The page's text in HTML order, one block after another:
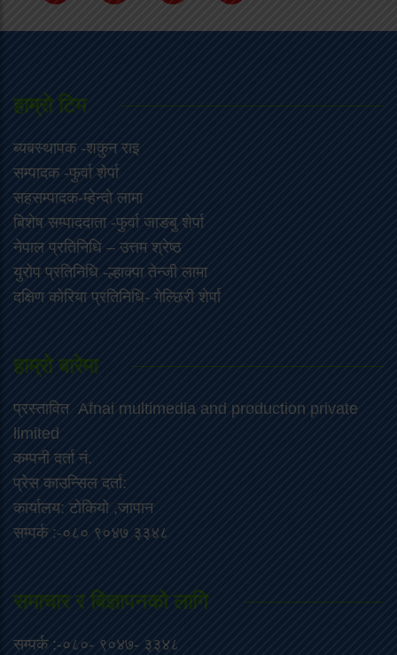
हाम्राे टिम
ब्यबस्थापक -शकुन राइ
सम्पादक -फुर्वा शेर्पा
सहसम्पादक-म्हेन्दो लामा
‍बिशेष सम्पाददाता -फुर्वा जा‌ङबु शेर्पा
नेपाल प्रतिनिधि – उत्तम श्रेष्ठ
युरोप प्रतिनिधि -ल्हाक्पा तेन्जी लामा
दक्षिण कोरिया प्रतिनिधि- गेल्छिरी शेर्पा
हाम्रो बारेमा
प्रस्तावित Afnai multimedia and production private
limited
कम्पनी दर्ता नं.
प्रेस काउन्सिल दर्ता:
कार्यालय: टोकियो ,जापान
सम्पर्क :-०८० ९०४७ ३३४८
समाचार र बिज्ञापनको लागि
सम्पर्क :-०८०- ९०४७- ३३४८